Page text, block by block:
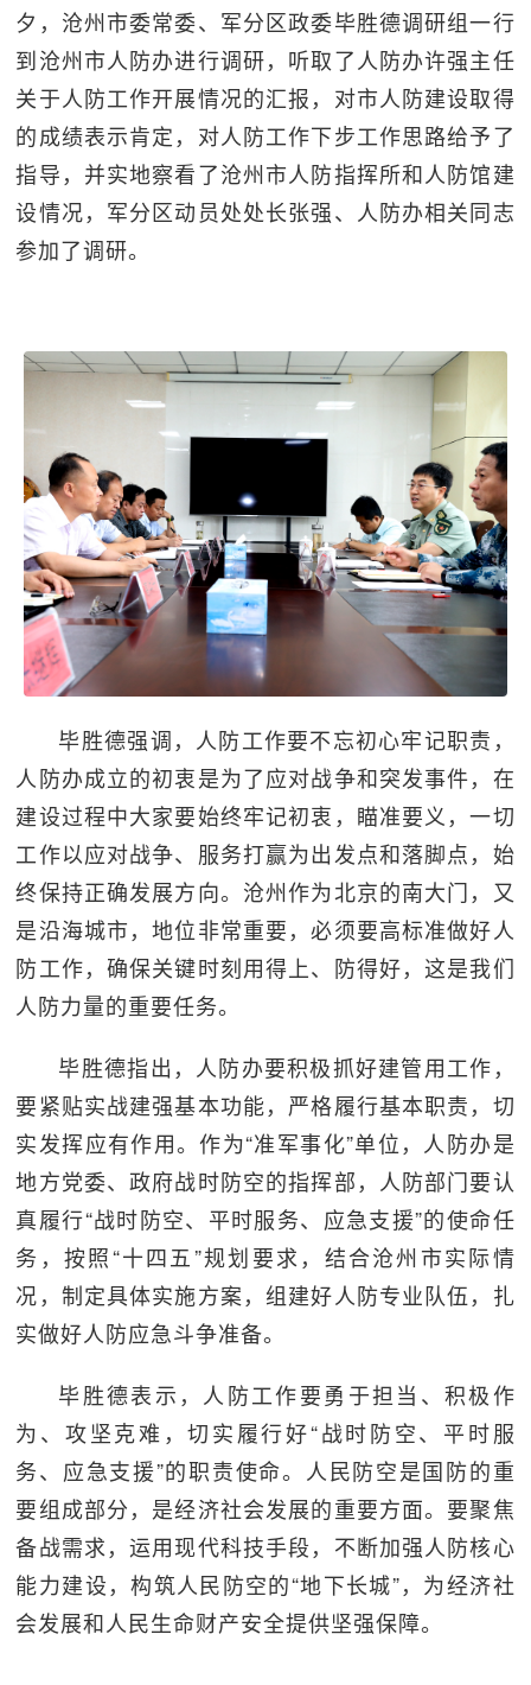
夕，沧州市委常委、军分区政委毕胜德调研组一行
到沧州市人防办进行调研，听取了人防办许强主任
关于人防工作开展情况的汇报，对市人防建设取得
的成绩表示肯定，对人防工作下步工作思路给予了
指导，并实地察看了沧州市人防指挥所和人防馆建
设情况，军分区动员处处长张强、人防办相关同志
参加了调研。
毕胜德强调，人防工作要不忘初心牢记职责，
人防办成立的初衷是为了应对战争和突发事件，在
建设过程中大家要始终牢记初衷，瞄准要义，一切
工作以应对战争、服务打赢为出发点和落脚点，始
终保持正确发展方向。沧州作为北京的南大门，又
是沿海城市，地位非常重要，必须要高标准做好人
防工作，确保关键时刻用得上、防得好，这是我们
人防力量的重要任务。
毕胜德指出，人防办要积极抓好建管用工作，
要紧贴实战建强基本功能，严格履行基本职责，切
实发挥应有作用。作为“准军事化”单位，人防办是
地方党委、政府战时防空的指挥部，人防部门要认
真履行“战时防空、平时服务、应急支援”的使命任
务，按照“十四五”规划要求，结合沧州市实际情
况，制定具体实施方案，组建好人防专业队伍，扎
实做好人防应急斗争准备。
毕胜德表示，人防工作要勇于担当、积极作
为、攻坚克难，切实履行好“战时防空、平时服
务、应急支援”的职责使命。人民防空是国防的重
要组成部分，是经济社会发展的重要方面。要聚焦
备战需求，运用现代科技手段，不断加强人防核心
能力建设，构筑人民防空的“地下长城”，为经济社
会发展和人民生命财产安全提供坚强保障。